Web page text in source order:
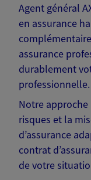
Agent général
en assurance
assurance
durablement
professionnelle.
Notre approche
risques et la
d’assurance
contrat
de votre